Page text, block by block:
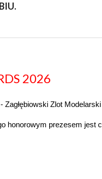
.
2026
Zagłębiowski Zlot
prezesem jest